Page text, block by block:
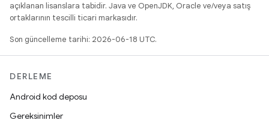
açıklanan lisanslara tabidir. Java ve OpenJDK, Oracle ve/veya satış
ortaklarının tescilli ticari markasıdır.
Son güncelleme tarihi: 2026-06-18 UTC.
DERLEME
Android kod deposu
Gereksinimler